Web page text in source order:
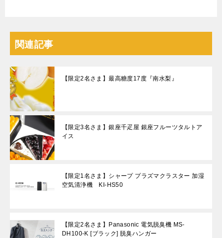
関連記事
【限定2名さま】最高糖度17度『南水梨』
【限定3名さま】銀座千疋屋 銀座フルーツタルトア
イス
【限定1名さま】シャープ プラズマクラスター 加湿
空気清浄機 KI-HS50
【限定2名さま】Panasonic 電気脱臭機 MS-
DH100-K [ブラック] 脱臭ハンガー